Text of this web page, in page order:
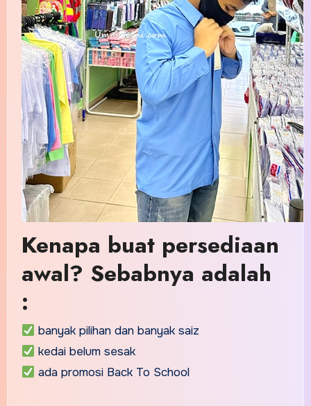
Kenapa buat persediaan
awal? Sebabnya adalah
:
banyak pilihan dan banyak saiz
kedai belum sesak
ada promosi Back To School